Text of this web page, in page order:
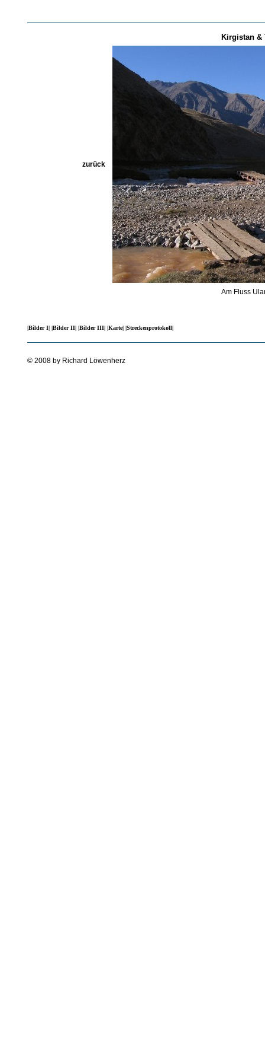
Kirgistan &
zurück
Am Fluss
|Bilder I| |Bilder II| |Bilder III| |Karte| |Streckenprotokoll|
© 2008 by Richard Löwenherz